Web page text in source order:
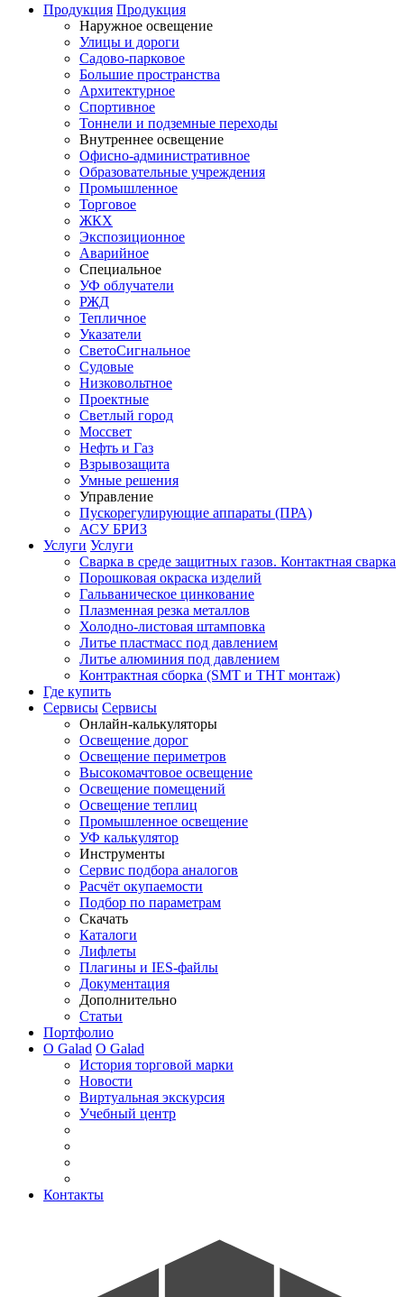
Продукция Продукция
Наружное освещение
Улицы и дороги
Садово-парковое
Большие пространства
Архитектурное
Спортивное
Тоннели и подземные переходы
Внутреннее освещение
Офисно-административное
Образовательные учреждения
Промышленное
Торговое
ЖКХ
Экспозиционное
Аварийное
Специальное
УФ облучатели
РЖД
Тепличное
Указатели
СветоСигнальное
Судовые
Низковольтное
Проектные
Светлый город
Моссвет
Нефть и Газ
Взрывозащита
Умные решения
Управление
Пускорегулирующие аппараты (ПРА)
АСУ БРИЗ
Услуги Услуги
Сварка в среде защитных газов. Контактная сварка
Порошковая окраска изделий
Гальваническое цинкование
Плазменная резка металлов
Холодно-листовая штамповка
Литье пластмасс под давлением
Литье алюминия под давлением
Контрактная сборка (SMT и THT монтаж)
Где купить
Сервисы Сервисы
Онлайн-калькуляторы
Освещение дорог
Освещение периметров
Высокомачтовое освещение
Освещение помещений
Освещение теплиц
Промышленное освещение
УФ калькулятор
Инструменты
Сервис подбора аналогов
Расчёт окупаемости
Подбор по параметрам
Скачать
Каталоги
Лифлеты
Плагины и IES-файлы
Документация
Дополнительно
Статьи
Портфолио
О Galad О Galad
История торговой марки
Новости
Виртуальная экскурсия
Учебный центр
Контакты